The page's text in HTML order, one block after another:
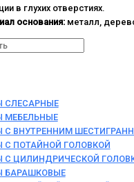
в глухих отверстиях.
основания:металл,
СЛЕСАРНЫЕ
МЕБЕЛЬНЫЕ
С ВНУТРЕННИМ
С ПОТАЙНОЙ ГОЛОВКОЙ
С ЦИЛИНДРИЧЕСКОЙ
БАРАШКОВЫЕ